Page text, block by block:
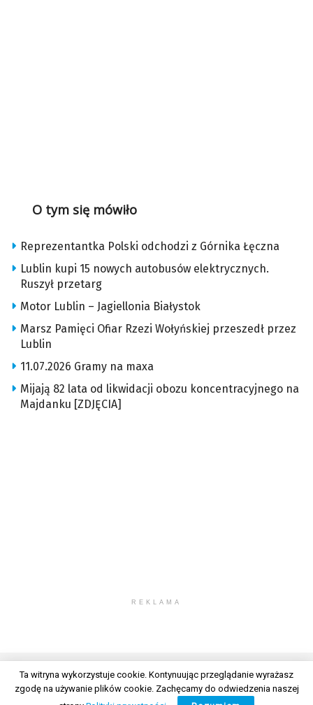
O tym się mówiło
Reprezentantka Polski odchodzi z Górnika Łęczna
Lublin kupi 15 nowych autobusów elektrycznych.
Ruszył przetarg
Motor Lublin – Jagiellonia Białystok
Marsz Pamięci Ofiar Rzezi Wołyńskiej przeszedł przez
Lublin
11.07.2026 Gramy na maxa
Mijają 82 lata od likwidacji obozu koncentracyjnego na
Majdanku [ZDJĘCIA]
REKLAMA
© 2026 Wszelkie prawa zastrzeżone. Radio Lublin S.A. w likwidacji
Ta witryna wykorzystuje cookie. Kontynuując przeglądanie wyrażasz
zgodę na używanie plików cookie. Zachęcamy do odwiedzenia naszej